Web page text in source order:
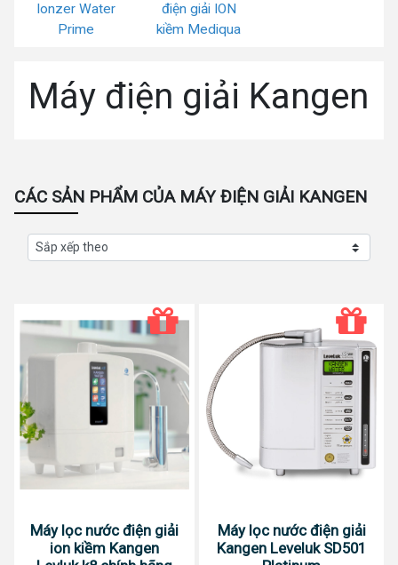
Ionzer Water
Prime
điện giải ION
kiềm Mediqua
Máy điện giải Kangen
CÁC SẢN PHẨM CỦA MÁY ĐIỆN GIẢI KANGEN
Máy lọc nước điện giải
ion kiềm Kangen
Máy lọc nước điện giải
Kangen Leveluk SD501